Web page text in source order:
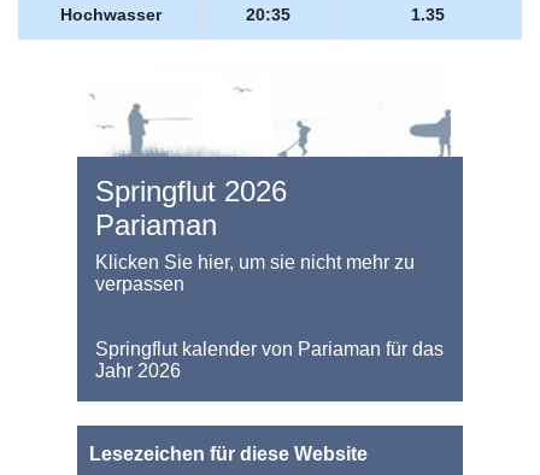
Hochwasser 20:35 1.35
Springflut 2026
Pariaman
Klicken Sie hier, um sie nicht mehr zu
verpassen
Springflut kalender von Pariaman für das
Jahr 2026
Lesezeichen für diese Website